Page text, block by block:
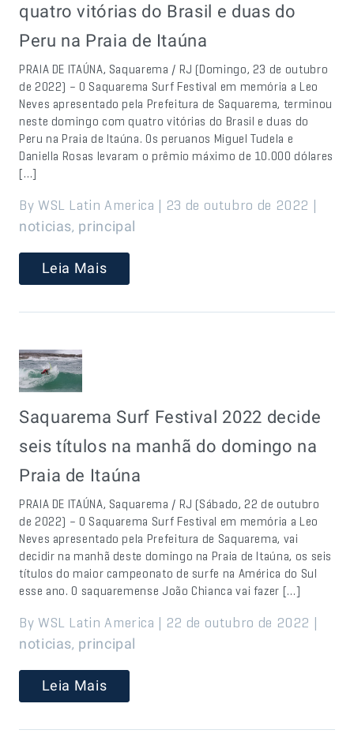
quatro vitórias do Brasil e duas do
Peru na Praia de Itaúna
PRAIA DE ITAÚNA, Saquarema / RJ (Domingo, 23 de outubro
de 2022) – O Saquarema Surf Festival em memória a Leo
Neves apresentado pela Prefeitura de Saquarema, terminou
neste domingo com quatro vitórias do Brasil e duas do
Peru na Praia de Itaúna. Os peruanos Miguel Tudela e
Daniella Rosas levaram o prêmio máximo de 10.000 dólares
[…]
By WSL Latin America | 23 de outubro de 2022 |
noticias, principal
Leia Mais
Saquarema Surf Festival 2022 decide
seis títulos na manhã do domingo na
Praia de Itaúna
PRAIA DE ITAÚNA, Saquarema / RJ (Sábado, 22 de outubro
de 2022) – O Saquarema Surf Festival em memória a Leo
Neves apresentado pela Prefeitura de Saquarema, vai
decidir na manhã deste domingo na Praia de Itaúna, os seis
títulos do maior campeonato de surfe na América do Sul
esse ano. O saquaremense João Chianca vai fazer […]
By WSL Latin America | 22 de outubro de 2022 |
noticias, principal
Leia Mais